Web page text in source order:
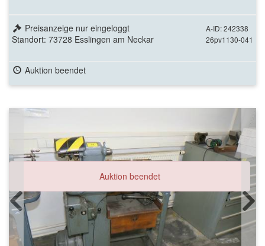
A-ID: 242338
26pv1130-041
Preisanzeige nur eingeloggt
Standort: 73728 Esslingen am Neckar
Auktion beendet
Auktion beendet